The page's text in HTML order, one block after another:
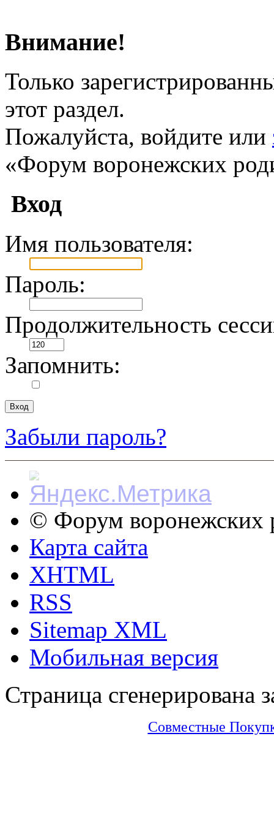
Внимание!
Только
этот раздел.
Пожалуйста, войдите или
«Форум воронежских
Вход
Имя пользователя:
Пароль:
Продолжительность
Запомнить:
Забыли пароль?
© Форум воронежских
Карта сайта
XHTML
RSS
Sitemap XML
Мобильная версия
Страница сгенерирована
Совместные